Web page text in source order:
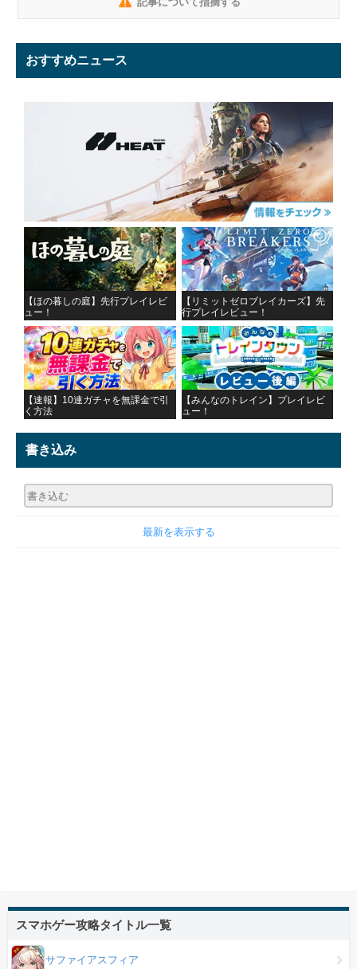
おすすめニュース
【ほの暮しの庭】先行プレイレビ
ュー！
【リミットゼロブレイカーズ】先
行プレイレビュー！
【速報】10連ガチャを無課金で引
く方法
【みんなのトレイン】プレイレビ
ュー！
書き込み
最新を表示する
スマホゲー攻略タイトル一覧
サファイアスフィア